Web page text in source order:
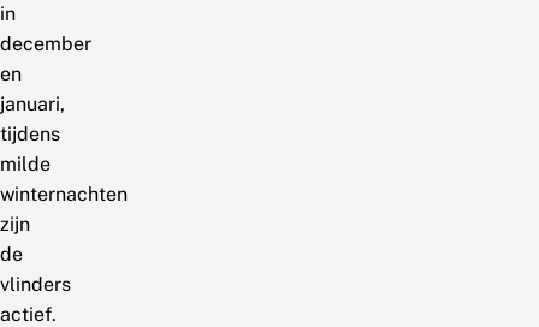
in
december
en
januari,
tijdens
milde
winternachten
zijn
de
vlinders
actief.